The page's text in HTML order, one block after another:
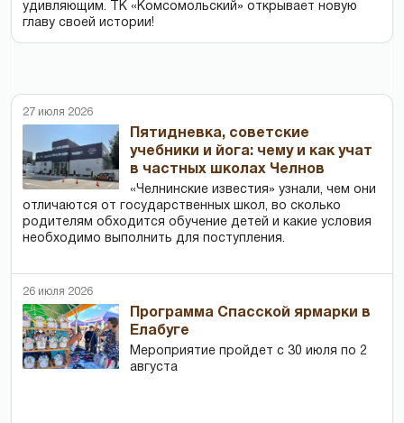
удивляющим. ТК «Комсомольский» открывает новую
главу своей истории!
27 июля 2026
Пятидневка, советские
учебники и йога: чему и как учат
в частных школах Челнов
«Челнинские известия» узнали, чем они
отличаются от государственных школ, во сколько
родителям обходится обучение детей и какие условия
необходимо выполнить для поступления.
26 июля 2026
Программа Спасской ярмарки в
Елабуге
Мероприятие пройдет с 30 июля по 2
августа